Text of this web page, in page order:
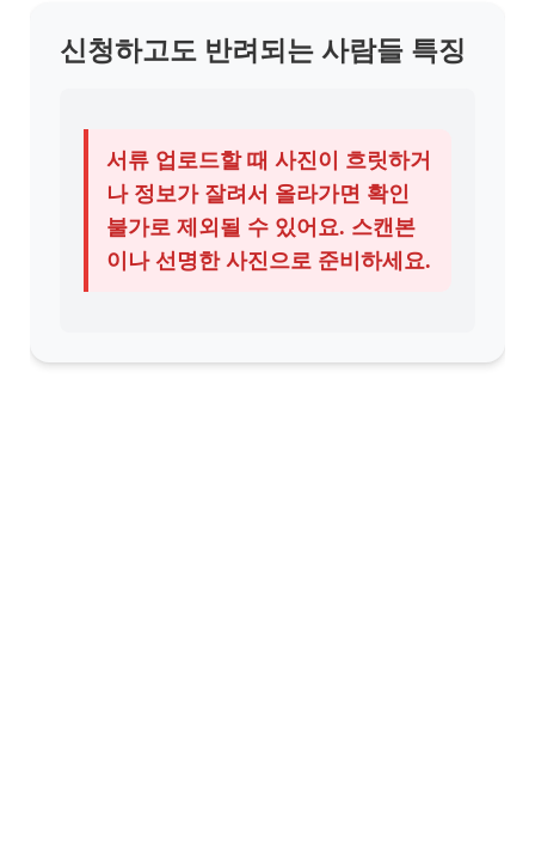
신청하고도 반려되는 사람들 특징
서류 업로드할 때 사진이 흐릿하거
나 정보가 잘려서 올라가면 확인
불가로 제외될 수 있어요. 스캔본
이나 선명한 사진으로 준비하세요.